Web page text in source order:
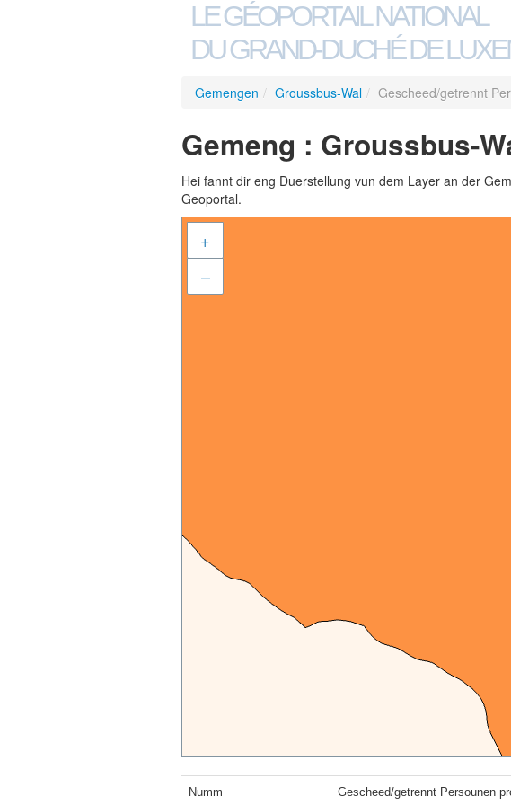
LE GÉOPORTAIL NATIONAL
DU GRAND-DUCHÉ DE
Gemengen / Groussbus-Wal / Gescheed/getrennt
Gemeng : Groussbus-
Hei fannt dir eng Duerstellung vun dem Layer an der
Geoportal.
+
–
Numm Gescheed/getrennt Persounen